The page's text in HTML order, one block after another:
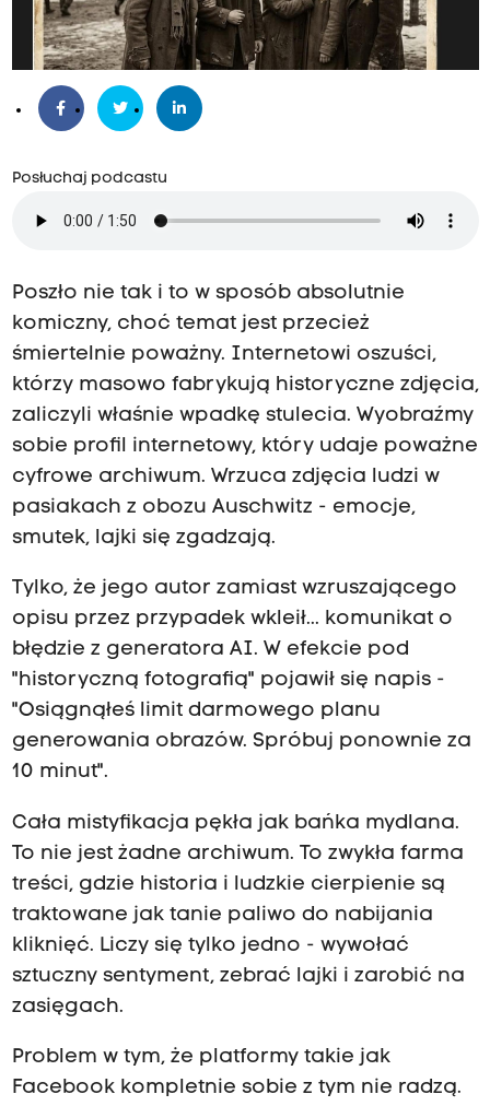
Posłuchaj podcastu
Poszło nie tak i to w sposób absolutnie
komiczny, choć temat jest przecież
śmiertelnie poważny. Internetowi oszuści,
którzy masowo fabrykują historyczne zdjęcia,
zaliczyli właśnie wpadkę stulecia. Wyobraźmy
sobie profil internetowy, który udaje poważne
cyfrowe archiwum. Wrzuca zdjęcia ludzi w
pasiakach z obozu Auschwitz - emocje,
smutek, lajki się zgadzają.
Tylko, że jego autor zamiast wzruszającego
opisu przez przypadek wkleił... komunikat o
błędzie z generatora AI. W efekcie pod
"historyczną fotografią" pojawił się napis -
"Osiągnąłeś limit darmowego planu
generowania obrazów. Spróbuj ponownie za
10 minut".
Cała mistyfikacja pękła jak bańka mydlana.
To nie jest żadne archiwum. To zwykła farma
treści, gdzie historia i ludzkie cierpienie są
traktowane jak tanie paliwo do nabijania
kliknięć. Liczy się tylko jedno - wywołać
sztuczny sentyment, zebrać lajki i zarobić na
zasięgach.
Problem w tym, że platformy takie jak
Facebook kompletnie sobie z tym nie radzą.